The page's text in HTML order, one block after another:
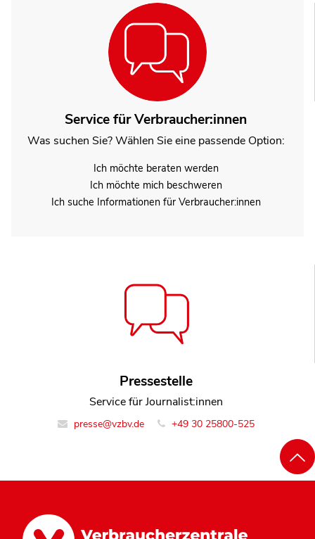
Service für Verbraucher:innen
Was suchen Sie? Wählen Sie eine passende Option:
Ich möchte beraten werden
Ich möchte mich beschweren
Ich suche Informationen für Verbraucher:innen
Pressestelle
Service für Journalist:innen
presse@vzbv.de +49 30 25800-525